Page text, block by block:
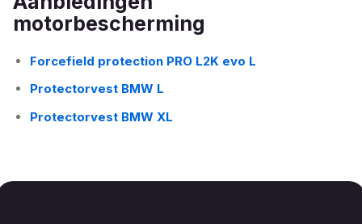
motorbescherming
Forcefield protection PRO L2K evo L
Protectorvest BMW L
Protectorvest BMW XL